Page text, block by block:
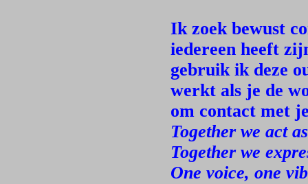
Ik zoek bewust
iedereen heeft
gebruik ik deze
werkt als je de
om contact met
Together we act
Together we
One voice, one